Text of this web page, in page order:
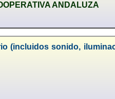
ANDALUZA
(incluidos sonido,